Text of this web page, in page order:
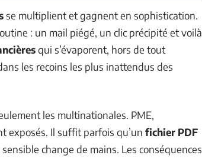
se multiplient et gagnent en sophistication.
: un mail piégé, un clic précipité et voilà
qui s’évaporent, hors de tout
les recoins les plus inattendus des
les multinationales. PME,
exposés. Il suffit parfois qu’un fichier PDF
change de mains. Les conséquences